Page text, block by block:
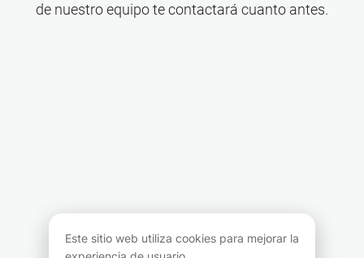
de nuestro equipo te contactará cuanto antes.
Este sitio web utiliza cookies para mejorar la